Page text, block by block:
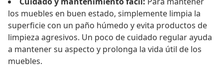
los muebles en buen estado, simplemente limpia la
superficie con un paño húmedo y evita productos de
limpieza agresivos. Un poco de cuidado regular ayuda
a mantener su aspecto y prolonga la vida útil de los
muebles.